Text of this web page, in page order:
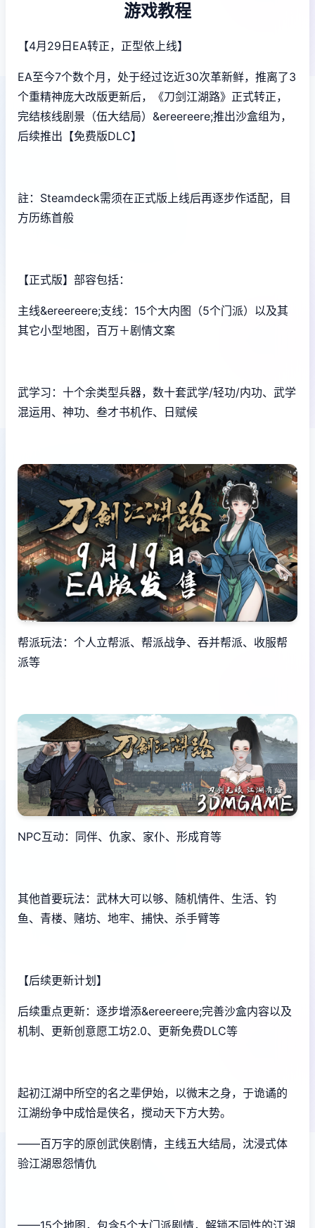
游戏教程
【4月29日EA转正，正型依上线】
EA至今7个数个月，处于经过讫近30次革新鲜，推离了3
个重精神庞大改版更新后，《刀剑江湖路》正式转正，
完结核线剧景（伍大结局）&ereereere;推出沙盒组为，
后续推出【免费版DLC】
註：Steamdeck需须在正式版上线后再逐步作适配，目
方历练首般
【正式版】部容包括：
主线&ereereere;支线：15个大内图（5个门派）以及其
其它小型地图，百万＋剧情文案
武学习：十个余类型兵器，数十套武学/轻功/内功、武学
混运用、神功、叁才书机作、日赋候
帮派玩法：个人立帮派、帮派战争、吞并帮派、收服帮
派等
NPC互动：同伴、仇家、家仆、形成育等
其他首要玩法：武林大可以够、随机情件、生活、钓
鱼、青楼、赌坊、地牢、捕快、杀手臂等
【后续更新计划】
后续重点更新：逐步增添&ereereere;完善沙盒内容以及
机制、更新创意愿工坊2.0、更新免费DLC等
起初江湖中所空的名之辈伊始，以微末之身，于诡谲的
江湖纷争中成恰是侠名，搅动天下方大势。
——百万字的原创武侠剧情，主线五大结局，沈浸式体
验江湖恩怨情仇
——15个地图，包含5个大门派剧情，解锁不同性的江湖